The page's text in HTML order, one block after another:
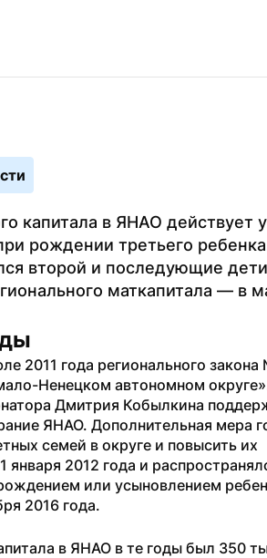
капитала в ЯНАО действует
рождении третьего
второй и последующие
маткапитала — в
2011 года регионального
Ненецком автономном
Дмитрия Кобылкина
ЯНАО. Дополнительная мера
семей в округе и повысить их
января 2012 года и
или усыновлением
2016 года.
в ЯНАО в те годы был 350